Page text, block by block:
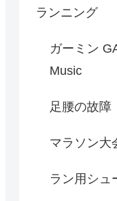
ランニング
ガーミン
Music
足腰の故障
マラソン大
ラン用シュ